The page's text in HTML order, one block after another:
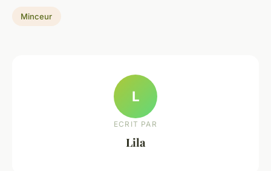
Minceur
L
ECRIT PAR
Lila